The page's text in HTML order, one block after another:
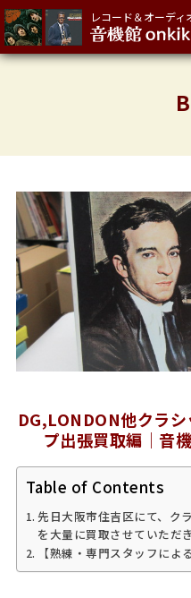
レコード＆オーディ
DG,LONDON他クラ
プ出張買取編｜音
Table of Contents
先日大阪市住吉区にて、ク
を大量に買取させていただ
【熟練・専門スタッフによ